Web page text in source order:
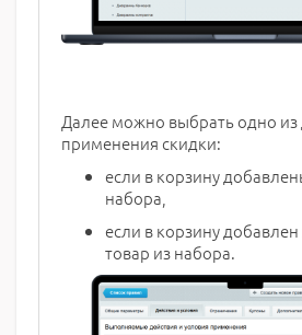
Далее можно выбрать одно из
применения скидки:
если в корзину
набора,
если в корзину
товар из набора.